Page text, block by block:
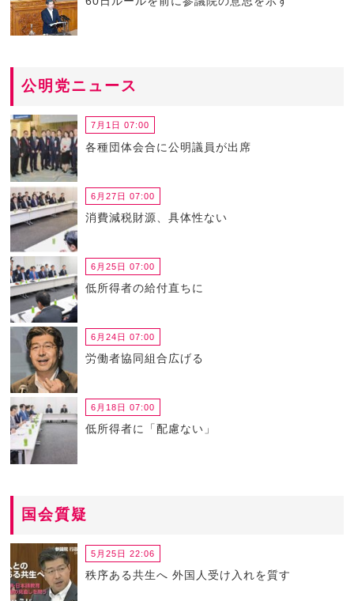
公明党ニュース
7月1日 07:00
各種団体会合に公明議員が出席
6月27日 07:00
消費減税財源、具体性ない
6月25日 07:00
低所得者の給付直ちに
6月24日 07:00
労働者協同組合広げる
6月18日 07:00
低所得者に「配慮ない」
国会質疑
5月25日 22:06
秩序ある共生へ 外国人受け入れを質す